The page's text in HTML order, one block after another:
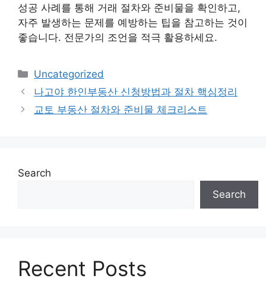
성공 사례를 통해 거래 절차와 준비물을 확인하고,
자주 발생하는 문제를 예방하는 팁을 참고하는 것이
좋습니다. 전문가의 조언을 적극 활용하세요.
Categories
Uncategorized
나고야 한인부동산 신청방법과 절차 핵심정리
교토 부동산 절차와 준비물 체크리스트
Search
Search
Recent Posts